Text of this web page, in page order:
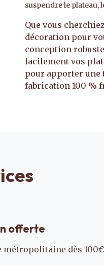
suspendre le
Que vous
décoration pour
conception
facilement vos
pour apporter une
fabrication 100 %
offerte
métropolitaine dès